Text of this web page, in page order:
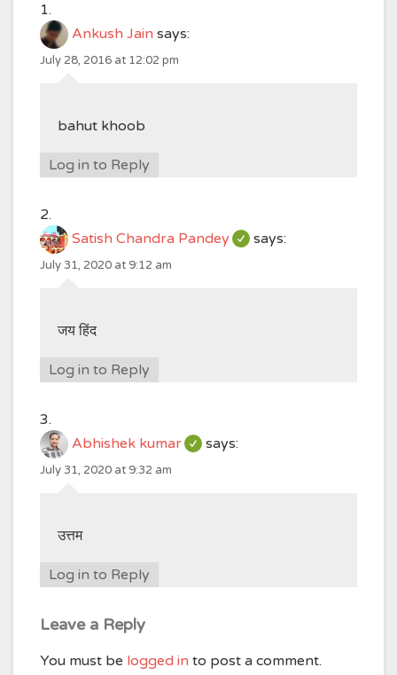
Ankush Jain says:
July 28, 2016 at 12:02 pm
bahut khoob
Log in to Reply
Satish Chandra Pandey says:
July 31, 2020 at 9:12 am
जय हिंद
Log in to Reply
Abhishek kumar says:
July 31, 2020 at 9:32 am
उत्तम
Log in to Reply
Leave a Reply
You must be logged in to post a comment.